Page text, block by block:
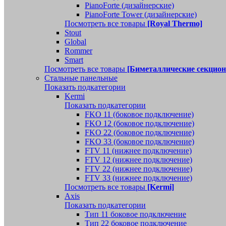
PianoForte (дизайнерские)
PianoForte Tower (дизайнерские)
Посмотреть все товары [Royal Thermo]
Stout
Global
Rommer
Smart
Посмотреть все товары [Биметаллические
Стальные панельные
Показать подкатегории
Kermi
Показать подкатегории
FKO 11 (боковое подключение)
FKO 12 (боковое подключение)
FKO 22 (боковое подключение)
FKO 33 (боковое подключение)
FTV 11 (нижнее подключение)
FTV 12 (нижнее подключение)
FTV 22 (нижнее подключение)
FTV 33 (нижнее подключение)
Посмотреть все товары [Kermi]
Axis
Показать подкатегории
Тип 11 боковое подключение
Тип 22 боковое подключение